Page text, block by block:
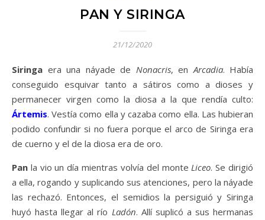
PAN Y SIRINGA
21/12/2020
Siringa era una náyade de Nonacris, enArcadia. Había
conseguido esquivar tanto a sátiros como a dioses y
permanecer virgen como la diosa a la que rendía culto:
Ártemis. Vestía como ella y cazaba como ella. Las hubieran
podido confundir si no fuera porque el arco de Siringa era
de cuerno y el de la diosa era de oro.
Pan la vio un día mientras volvía del monteLiceo. Se dirigió
a ella, rogando y suplicando sus atenciones, pero la náyade
las rechazó. Entonces, el semidios la persiguió y Siringa
huyó hasta llegar al río Ladón. Allí suplicó a sus hermanas